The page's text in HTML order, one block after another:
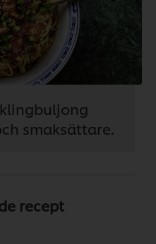
smaksättare.
recept